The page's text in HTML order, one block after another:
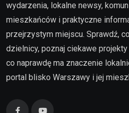
wydarzenia, lokalne newsy,
mieszkańców i praktyczne
przejrzystym miejscu. Sprawdź,
dzielnicy, poznaj ciekawe
co naprawdę ma znaczenie
portal blisko Warszawy i jej